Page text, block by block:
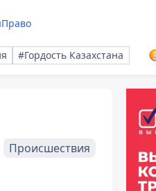
Право
#Гордость Казахстана
Происшествия